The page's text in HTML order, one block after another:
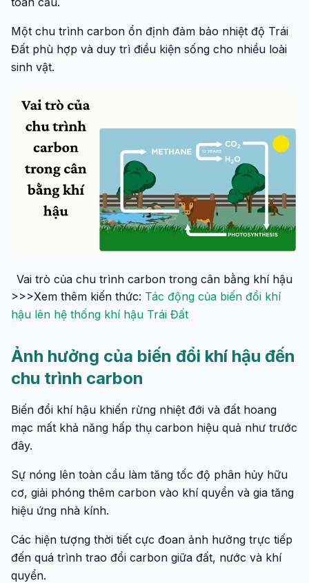
Một chu trình carbon ổn định đảm bảo nhiệt độ Trái
Đất phù hợp và duy trì điều kiện sống cho nhiều loài
sinh vật.
Vai trò của chu trình carbon trong cân bằng khí hậu
>>>Xem thêm kiến thức: Tác động của biến đổi khí
hậu lên hệ thống khí hậu Trái Đất
Ảnh hưởng của biến đổi khí hậu đến
chu trình carbon
Biến đổi khí hậu khiến rừng nhiệt đới và đất hoang
mạc mất khả năng hấp thụ carbon hiệu quả như trước
đây.
Sự nóng lên toàn cầu làm tăng tốc độ phân hủy hữu
cơ, giải phóng thêm carbon vào khí quyển và gia tăng
hiệu ứng nhà kính.
Các hiện tượng thời tiết cực đoan ảnh hưởng trực tiếp
đến quá trình trao đổi carbon giữa đất, nước và khí
quyển.